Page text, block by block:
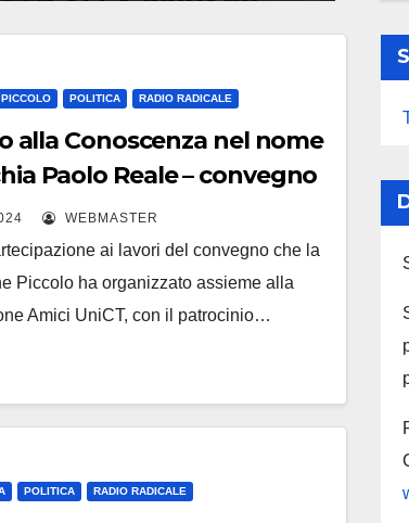
POLITICA RADIO RADICALE
alla Conoscenza nel nome
Paolo Reale – convegno
2024, aula magna
dell’Università di
WEBMASTER
ai lavori del convegno che la
Piccolo ha organizzato assieme alla
Amici UniCT, con il patrocinio…
POLITICA RADIO RADICALE